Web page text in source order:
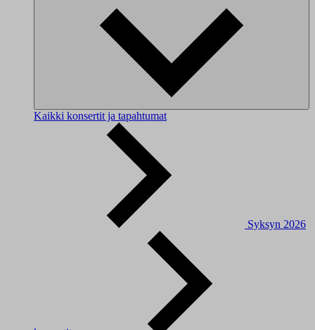
Kaikki konsertit ja tapahtumat
Syksyn 2026